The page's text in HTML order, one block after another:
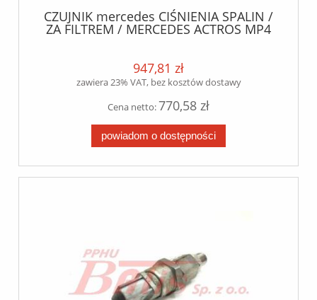
CZUJNIK mercedes CIŚNIENIA SPALIN /
ZA FILTREM / MERCEDES ACTROS MP4
947,81 zł
zawiera 23% VAT, bez kosztów dostawy
Cena netto:770,58 zł
powiadom o dostępności